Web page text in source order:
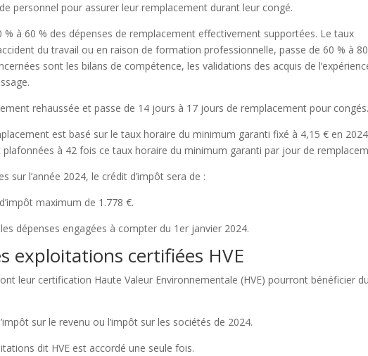
personnel pour assurer leur remplacement durant leur congé.
% à 60 % des dépenses de remplacement effectivement supportées. Le taux
du travail ou en raison de formation professionnelle, passe de 60 % à
sont les bilans de compétence, les validations des acquis de
rehaussée et passe de 14 jours à 17 jours de remplacement pour
est basé sur le taux horaire du minimum garanti fixé à 4,15 € en
à 42 fois ce taux horaire du minimum garanti par jour de
sur l’année 2024, le crédit d’impôt sera de :
maximum de 1.778 €.
dépenses engagées à compter du 1er janvier 2024.
exploitations certifiées HVE
leur certification Haute Valeur Environnementale (HVE) pourront bénéficier
sur le revenu ou l’impôt sur les sociétés de 2024.
dit HVE est accordé une seule fois.